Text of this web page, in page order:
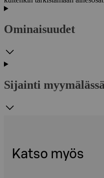
Ominaisuudet
Sijainti
Katso myös